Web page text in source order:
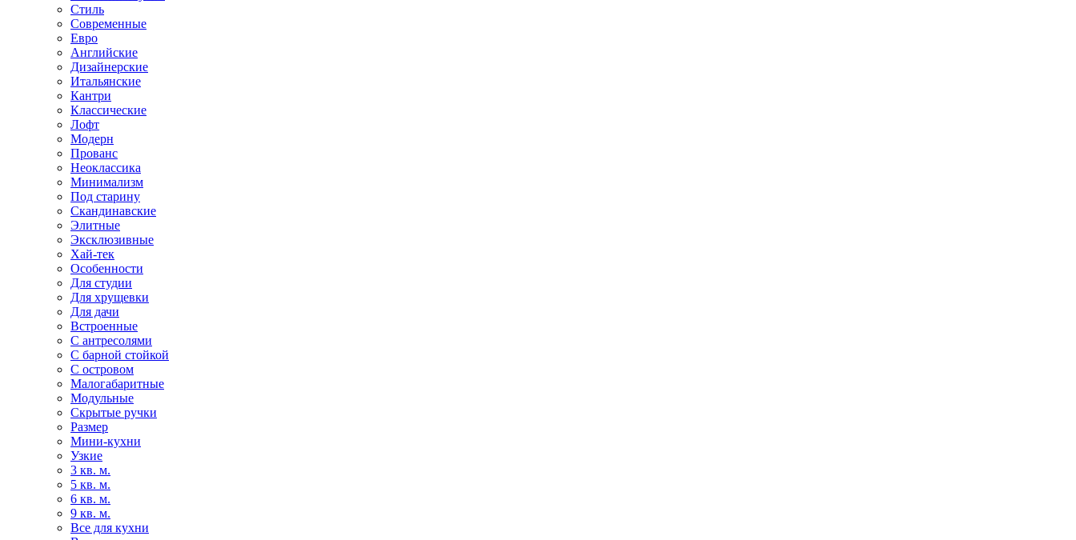
Стиль
Современные
Евро
Английские
Дизайнерские
Итальянские
Кантри
Классические
Лофт
Модерн
Прованс
Неоклассика
Минимализм
Под старину
Скандинавские
Элитные
Эксклюзивные
Хай-тек
Особенности
Для студии
Для хрущевки
Для дачи
Встроенные
С антресолями
С барной стойкой
С островом
Малогабаритные
Модульные
Скрытые ручки
Размер
Мини-кухни
Узкие
3 кв. м.
5 кв. м.
6 кв. м.
9 кв. м.
Все для кухни